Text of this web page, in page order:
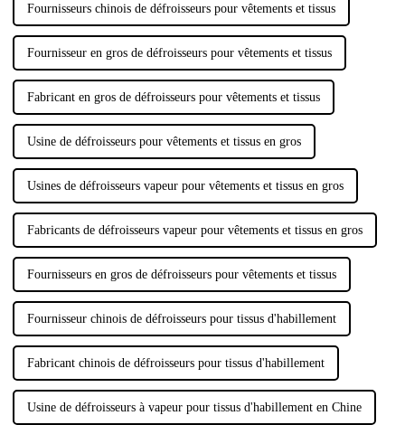
Fournisseurs chinois de défroisseurs pour vêtements et tissus
Fournisseur en gros de défroisseurs pour vêtements et tissus
Fabricant en gros de défroisseurs pour vêtements et tissus
Usine de défroisseurs pour vêtements et tissus en gros
Usines de défroisseurs vapeur pour vêtements et tissus en gros
Fabricants de défroisseurs vapeur pour vêtements et tissus en gros
Fournisseurs en gros de défroisseurs pour vêtements et tissus
Fournisseur chinois de défroisseurs pour tissus d'habillement
Fabricant chinois de défroisseurs pour tissus d'habillement
Usine de défroisseurs à vapeur pour tissus d'habillement en Chine